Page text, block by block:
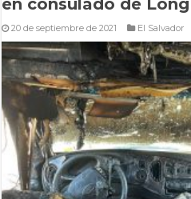
en consulado de
20 de septiembre de 2021 El Salvador